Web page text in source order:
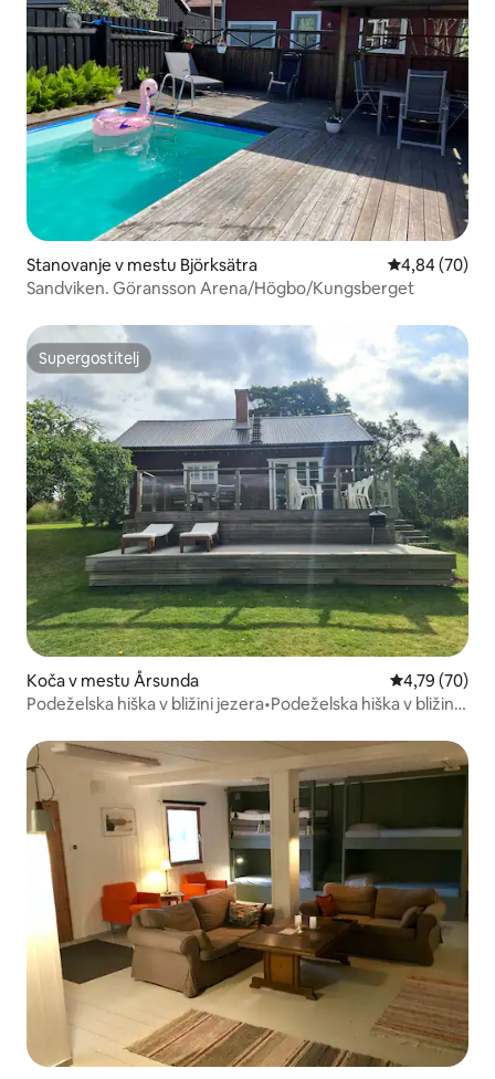
Stanovanje v mestu Björksätra Povprečna
4,84 (70)
Sandviken. Göransson Arena/Högbo/Kungsberget
Supergostitelj
Supergostitelj
Koča v mestu Årsunda Povprečna
4,79 (70)
Podeželska hiška v bližini jezera•Podeželska hiška v bližini